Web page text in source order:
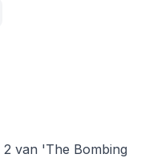
van 'The Bombing